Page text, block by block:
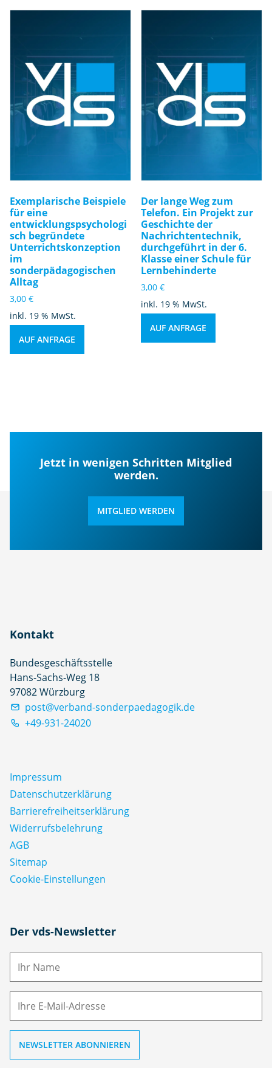
e
n
Exemplarische Beispiele
für eine
entwicklungspsychologi
sch begründete
Unterrichtskonzeption
im
sonderpädagogischen
Alltag
3,00 €
inkl. 19 % MwSt.
AUF ANFRAGE
Der lange Weg zum
Telefon. Ein Projekt zur
Geschichte der
Nachrichtentechnik,
durchgeführt in der 6.
Klasse einer Schule für
Lernbehinderte
3,00€
inkl. 19 % MwSt.
AUF ANFRAGE
Jetzt in wenigen Schritten Mitglied
werden.
MITGLIED WERDEN
Kontakt
Bundesgeschäftsstelle
Hans-Sachs-Weg 18
97082 Würzburg
post@verband-sonderpaedagogik.de
+49-931-24020
Impressum
Datenschutz­erklärung
Barrierefreiheitserklärung
Widerrufsbelehrung
AGB
Sitemap
Cookie-Einstellungen
Der vds-Newsletter
N
M